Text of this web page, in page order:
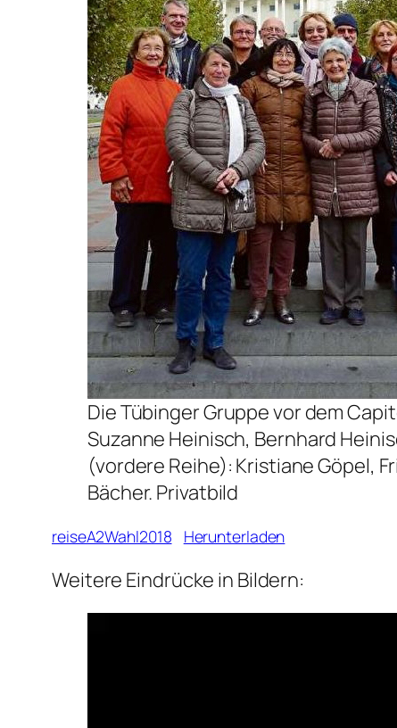
Die Tübinger Gruppe vor dem
Suzanne Heinisch, Bernhard
(vordere Reihe): Kristiane Göpel,
Bächer. Privatbild
reiseA2Wahl2018 Herunterladen
Weitere Eindrücke in Bildern: